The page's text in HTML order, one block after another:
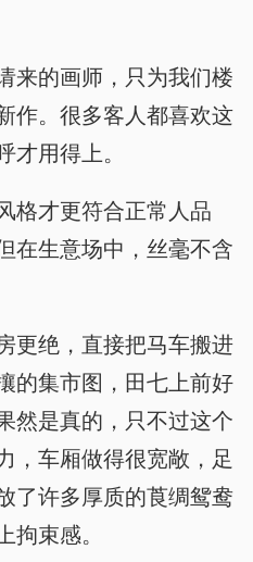
来的画师，只为我们楼
作。很多客人都喜欢这
才用得上。
格才更符合正常人品
在生意场中，丝毫不含
更绝，直接把马车搬进
的集市图，田七上前好
然是真的，只不过这个
，车厢做得很宽敞，足
了许多厚质的莨绸鸳鸯
拘束感。